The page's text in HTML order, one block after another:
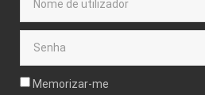
Memorizar-me